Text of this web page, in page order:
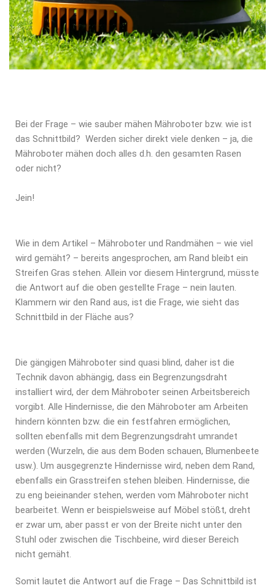
Bei der Frage – wie sauber mähen Mähroboter bzw. wie ist
das Schnittbild? Werden sicher direkt viele denken – ja, die
Mähroboter mähen doch alles d.h. den gesamten Rasen
oder nicht?
Jein!
Wie in dem Artikel – Mähroboter und Randmähen – wie viel
wird gemäht? – bereits angesprochen, am Rand bleibt ein
Streifen Gras stehen. Allein vor diesem Hintergrund, müsste
die Antwort auf die oben gestellte Frage – nein lauten.
Klammern wir den Rand aus, ist die Frage, wie sieht das
Schnittbild in der Fläche aus?
Die gängigen Mähroboter sind quasi blind, daher ist die
Technik davon abhängig, dass ein Begrenzungsdraht
installiert wird, der dem Mähroboter seinen Arbeitsbereich
vorgibt. Alle Hindernisse, die den Mähroboter am Arbeiten
hindern könnten bzw. die ein festfahren ermöglichen,
sollten ebenfalls mit dem Begrenzungsdraht umrandet
werden (Wurzeln, die aus dem Boden schauen, Blumenbeete
usw.). Um ausgegrenzte Hindernisse wird, neben dem Rand,
ebenfalls ein Grasstreifen stehen bleiben. Hindernisse, die
zu eng beieinander stehen, werden vom Mähroboter nicht
bearbeitet. Wenn er beispielsweise auf Möbel stößt, dreht
er zwar um, aber passt er von der Breite nicht unter den
Stuhl oder zwischen die Tischbeine, wird dieser Bereich
nicht gemäht.
Somit lautet die Antwort auf die Frage – Das Schnittbild ist